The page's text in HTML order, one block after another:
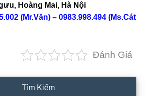
Hoàng Mai, Hà Nội
(Mr.Văn) – 0983.998.494 (Ms.Cát
Đánh Giá
Tìm Kiếm